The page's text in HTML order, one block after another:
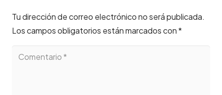
Tu dirección de correo electrónico no será publicada.
Los campos obligatorios están marcados con*